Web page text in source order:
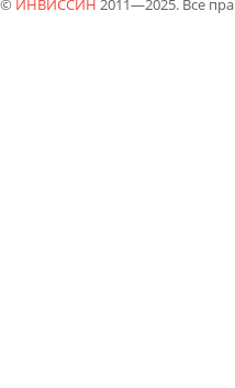
© ИНВИССИН 2011—2025. Все